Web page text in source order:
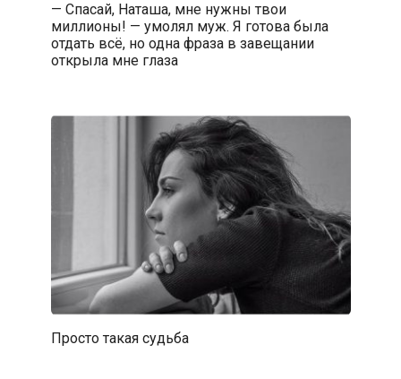
— Спасай, Наташа, мне нужны твои
миллионы! — умолял муж. Я готова была
отдать всё, но одна фраза в завещании
открыла мне глаза
Просто такая судьба